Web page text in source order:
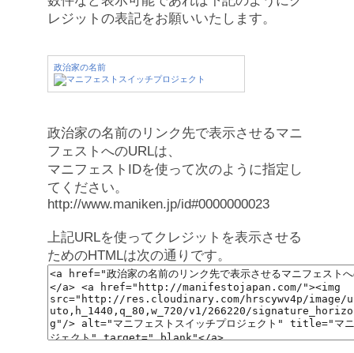
レジットの表記をお願いいたします。
政治家の名前
政治家の名前のリンク先で表示させるマニ
フェストへのURLは、
マニフェストIDを使って次のように指定し
てください。
http://www.maniken.jp/id#0000000023
上記URLを使ってクレジットを表示させる
ためのHTMLは次の通りです。